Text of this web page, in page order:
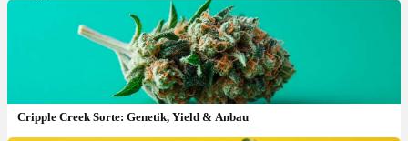
Cripple Creek Sorte: Genetik, Yield & Anbau